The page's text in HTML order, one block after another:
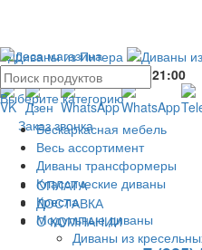
Адреса магазина
Без выходных с10:00 21:00
Заказ звонка
ОПЛАТА
ДОСТАВКА
О КОМПАНИИ
Выберите категорию
Бескаркасная мебель
Весь ассортимент
Диваны трансформеры
Классические диваны
Кресла
Модульные диваны
Диваны из